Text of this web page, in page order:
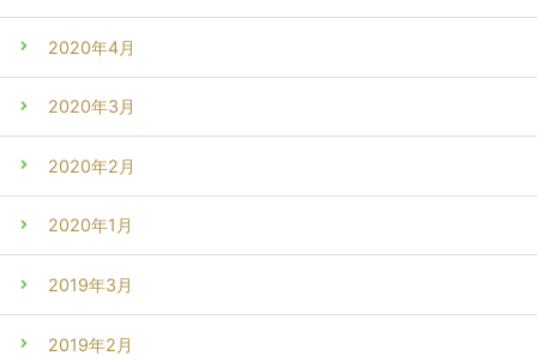
2020年4月
2020年3月
2020年2月
2020年1月
2019年3月
2019年2月